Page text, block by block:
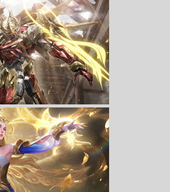
空《王者荣耀》 4K电脑壁纸
王者荣耀》 4K高清图片
立 即 下 载
收 藏